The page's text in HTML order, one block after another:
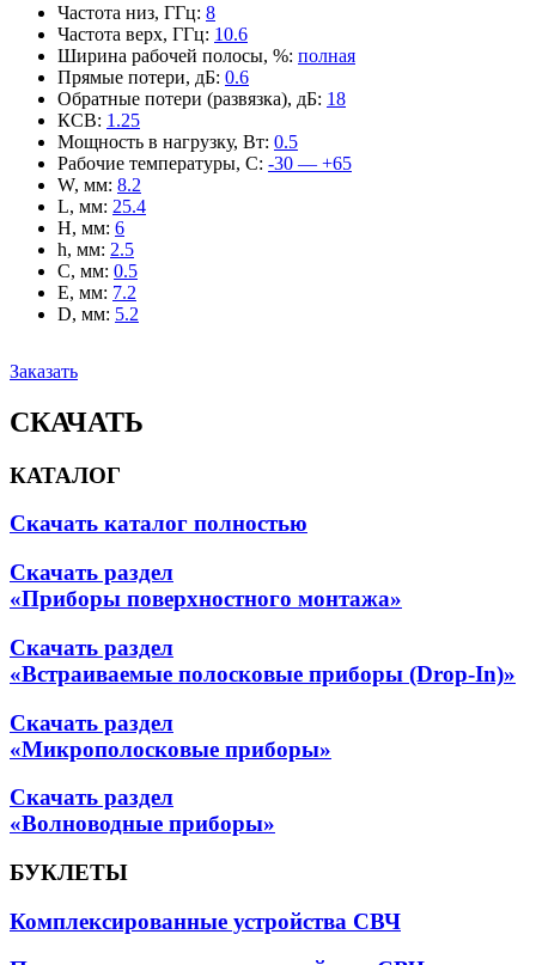
Частота низ, ГГц: 8
Частота верх, ГГц: 10.6
Ширина рабочей полосы, %: полная
Прямые потери, дБ: 0.6
Обратные потери (развязка), дБ: 18
КСВ: 1.25
Мощность в нагрузку, Вт: 0.5
Рабочие температуры, С: -30 — +65
W, мм: 8.2
L, мм: 25.4
H, мм: 6
h, мм: 2.5
C, мм: 0.5
E, мм: 7.2
D, мм: 5.2
Заказать
СКАЧАТЬ
КАТАЛОГ
Скачать каталог полностью
Скачать раздел
«Приборы поверхностного монтажа»
Скачать раздел
«Встраиваемые полосковые приборы (Drop-In)»
Скачать раздел
«Микрополосковые приборы»
Скачать раздел
«Волноводные приборы»
БУКЛЕТЫ
Комплексированные устройства СВЧ